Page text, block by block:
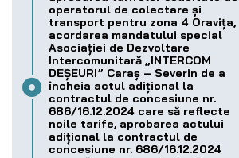
operatorul de colectare și
transport pentru zona 4 Oravița,
acordarea mandatului special
Asociației de Dezvoltare
Intercomunitară „INTERCOM
DEȘEURI” Caraș – Severin de a
încheia actul adițional la
contractul de concesiune nr.
686/16.12.2024 care să reflecte
noile tarife, aprobarea actului
adițional la contractul de
concesiune nr. 686/16.12.2024